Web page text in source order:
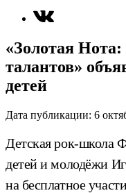
«Золотая
талантов»
детей
Дата публикации: 6
Детская рок-школа
детей и молодёжи
на бесплатное